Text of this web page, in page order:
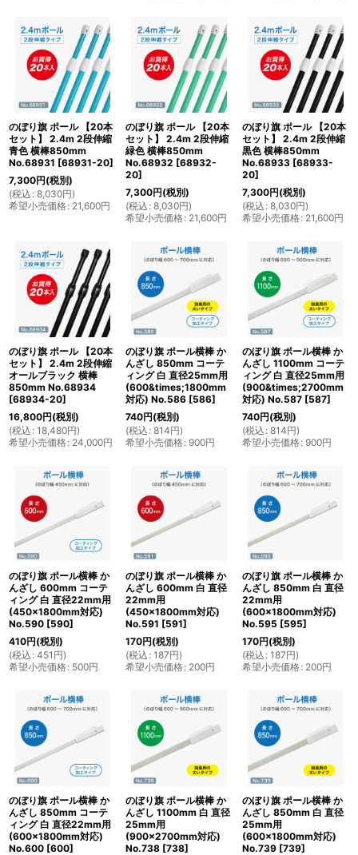
のぼり旗 ポール 【20本
セット】 2.4m 2段伸縮
青色 横棒850mm
No.68931 [68931-20]
7,300円(税別)
(税込 : 8,030円)
希望小売価格: 21,600円
のぼり旗 ポール 【20本
セット】 2.4m 2段伸縮
緑色 横棒850mm
No.68932 [68932-
20]
7,300円(税別)
(税込 : 8,030円)
希望小売価格: 21,600円
のぼり旗 ポール 【20本
セット】 2.4m 2段伸縮
黒色 横棒850mm
No.68933 [68933-
20]
7,300円(税別)
(税込 : 8,030円)
希望小売価格: 21,600円
のぼり旗 ポール 【20本
セット】 2.4m 2段伸縮
オールブラック 横棒
850mm No.68934
[68934-20]
16,800円(税別)
(税込 : 18,480円)
希望小売価格: 24,000円
のぼり旗 ポール横棒 か
んざし 850mm コーテ
ィング 白 直径25mm用
(600&times;1800mm
対応) No.586 [586]
740円(税別)
(税込 : 814円)
希望小売価格: 900円
のぼり旗 ポール横棒 か
んざし 1100mm コーテ
ィング 白 直径25mm用
(900&times;2700mm
対応) No.587 [587]
740円(税別)
(税込 : 814円)
希望小売価格: 900円
のぼり旗 ポール横棒 か
んざし 600mm コーテ
ィング 白 直径22mm用
(450×1800mm対応)
No.590 [590]
410円(税別)
(税込 : 451 円)
希望小売価格: 500円
のぼり旗 ポール横棒 か
んざし 600mm 白 直径
22mm用
(450×1800mm対応)
No.591 [591]
170円(税別)
(税込 : 187円)
希望小売価格: 200円
のぼり旗 ポール横棒 か
んざし 850mm 白 直径
22mm用
(600×1800mm対応)
No.595 [595]
170円(税別)
(税込 : 187円)
希望小売価格: 200円
のぼり旗 ポール横棒 か
んざし 850mm コーテ
ィング 白 直径22mm用
(600×1800mm対応)
No.600 [600]
のぼり旗 ポール横棒 か
んざし 1100mm 白 直径
25mm用
(900×2700mm対応)
No.738 [738]
のぼり旗 ポール横棒 か
んざし 850mm 白 直径
25mm用
(600×1800mm対応)
No.739 [739]